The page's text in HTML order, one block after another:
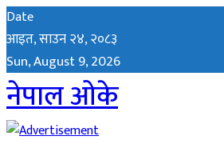
Date
आइत, साउन २४, २०८३
Sun, August 9, 2026
नेपाल ओके